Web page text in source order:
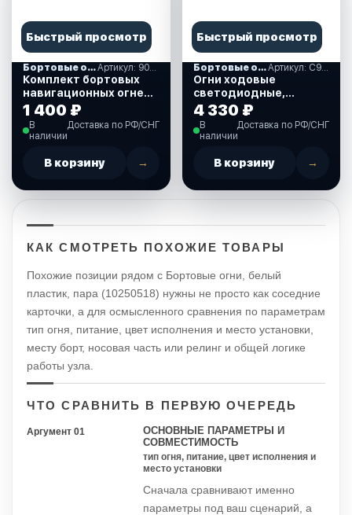
Быстрый просмотр
Бортовые огни Артикул: 900003
Комплект бортовых
навигационных огней
белых (900003)
1 400 ₽
В
наличии
Доставка по РФ/СНГ
В корзину →
Быстрый просмотр
Бортовые огни Артикул: C91106SB
Огни ходовые
светодиодные,
нержавеющий корпус,
95х60 мм. (C91106SB)
4 330 ₽
В
наличии
Доставка по РФ/СНГ
В корзину →
КАК СМОТРЕТЬ ПОХОЖИЕ ТОВАРЫ
Похожие позиции рядом с Бортовые огни, белый
пластик, пара (10250518) нужны не просто как соседние
карточки, а для осмысленного сравнения по параметрам
тип огня, питание, цвет исполнения и место установки,
месту борт, носовая часть или релинг и общей логике
работы узла.
ЧТО СРАВНИТЬ В ПЕРВУЮ ОЧЕРЕДЬ
Аргумент 01
ОСНОВНЫЕ ПАРАМЕТРЫ И
СОВМЕСТИМОСТЬ
тип огня, питание, цвет исполнения и
место установки
Сначала сравнивают именно
параметры под ваш сценарий, а